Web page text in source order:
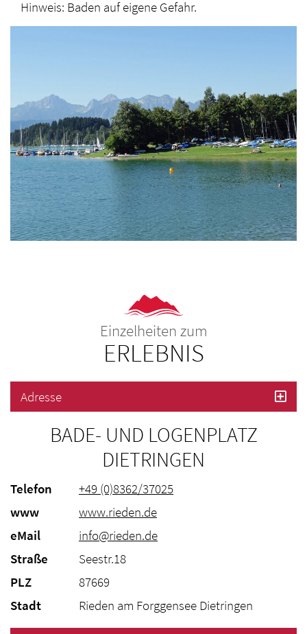
Hinweis: Baden auf eigene Gefahr.
Einzelheiten zum
ERLEBNIS
Adresse
BADE- UND LOGENPLATZ
DIETRINGEN
Telefon
+49 (0)8362/37025
www
www.rieden.de
eMail
info@rieden.de
Straße
Seestr.18
PLZ
87669
Stadt
Rieden am Forggensee Dietringen